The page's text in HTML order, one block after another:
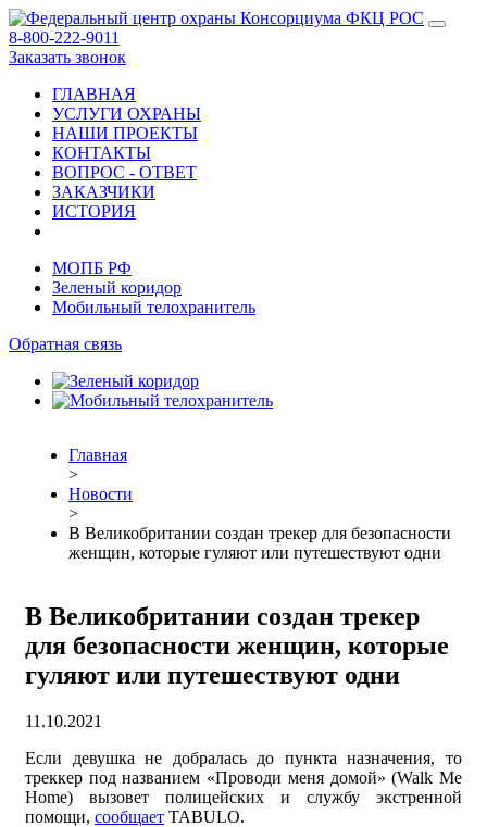
8-800-222-9011
Заказать звонок
ГЛАВНАЯ
УСЛУГИ ОХРАНЫ
НАШИ ПРОЕКТЫ
КОНТАКТЫ
ВОПРОС - ОТВЕТ
ЗАКАЗЧИКИ
ИСТОРИЯ
МОПБ РФ
Зеленый коридор
Мобильный телохранитель
Обратная связь
Главная
>
Новости
>
В Великобритании создан трекер для безопасности
женщин, которые гуляют или путешествуют одни
В Великобритании создан трекер
для безопасности женщин, которые
гуляют или путешествуют одни
11.10.2021
Если девушка не добралась до пункта назначения, то
треккер под названием «Проводи меня домой» (Walk Me
Home) вызовет полицейских и службу экстренной
помощи, сообщает TABULO.